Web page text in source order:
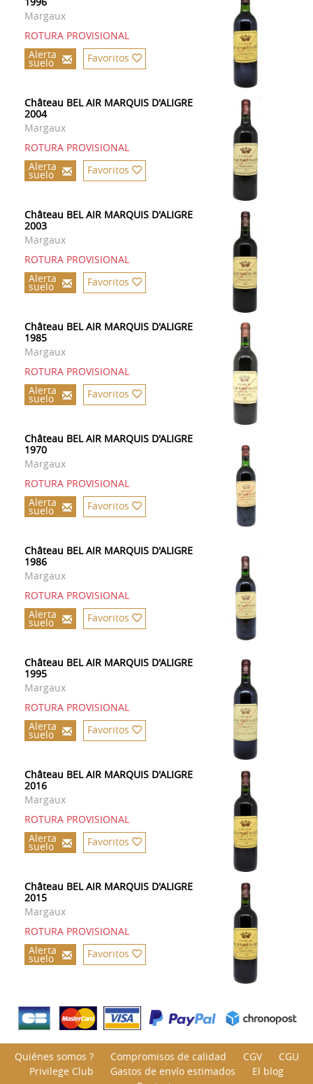
Margaux
ROTURA PROVISIONAL
Alerta
suelo Favoritos
Château BEL AIR MARQUIS D'ALIGRE
2004
Margaux
ROTURA PROVISIONAL
Alerta
suelo Favoritos
Château BEL AIR MARQUIS D'ALIGRE
2003
Margaux
ROTURA PROVISIONAL
Alerta
suelo Favoritos
Château BEL AIR MARQUIS D'ALIGRE
1985
Margaux
ROTURA PROVISIONAL
Alerta
suelo Favoritos
Château BEL AIR MARQUIS D'ALIGRE
1970
Margaux
ROTURA PROVISIONAL
Alerta
suelo Favoritos
Château BEL AIR MARQUIS D'ALIGRE
1986
Margaux
ROTURA PROVISIONAL
Alerta
suelo Favoritos
Château BEL AIR MARQUIS D'ALIGRE
1995
Margaux
ROTURA PROVISIONAL
Alerta
suelo Favoritos
Château BEL AIR MARQUIS D'ALIGRE
2016
Margaux
ROTURA PROVISIONAL
Alerta
suelo Favoritos
Château BEL AIR MARQUIS D'ALIGRE
2015
Margaux
ROTURA PROVISIONAL
Alerta
suelo Favoritos
Quiénes somos ? Compromisos de calidad CGV
CGU
Privilege Club
Gastos de envío estimados
El blog